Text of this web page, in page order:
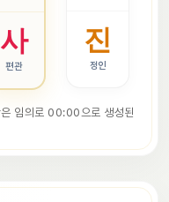
진
정인
사
편관
임의로 00:00으로 생성된